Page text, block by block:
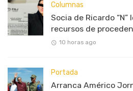
Columnas
Socia de Ricardo
recursos de
10 horas ago
Portada
Arranca Américo